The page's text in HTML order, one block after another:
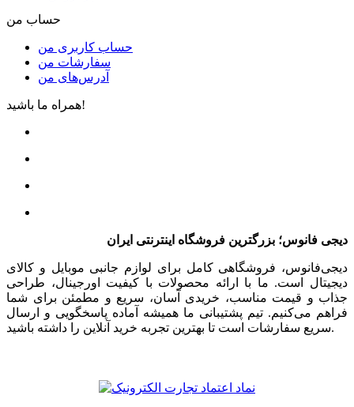
حساب من
حساب کاربری من
سفارشات من
آدرس‌های من
همراه ما باشید!
دیجی فانوس؛ بزرگترین فروشگاه اینترنتی ایران
دیجی‌فانوس، فروشگاهی کامل برای لوازم جانبی موبایل و کالای
دیجیتال است. ما با ارائه محصولات با کیفیت اورجینال، طراحی
جذاب و قیمت مناسب، خریدی آسان، سریع و مطمئن برای شما
فراهم می‌کنیم. تیم پشتیبانی ما همیشه آماده پاسخگویی و ارسال
سریع سفارشات است تا بهترین تجربه خرید آنلاین را داشته باشید.